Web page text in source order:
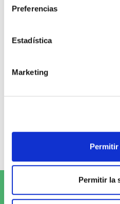
Preferencias
Estadística
Marketing
Permitir
Permitir la
Nuevas fuerzas. Pack
Suscríbete al